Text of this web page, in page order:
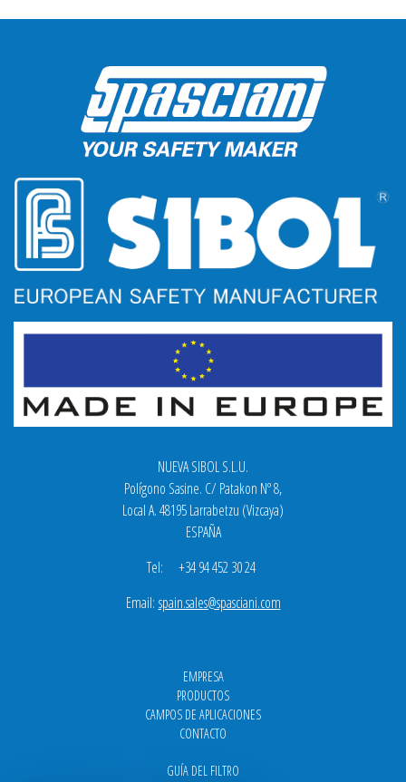
NUEVA SIBOL S.L.U.
Polígono Sasine. C/ Patakon Nº 8,
Local A. 48195 Larrabetzu (Vizcaya)
ESPAÑA
Tel: +34 94 452 30 24
Email: spain.sales@spasciani.com
EMPRESA
PRODUCTOS
CAMPOS DE APLICACIONES
CONTACTO
GUÍA DEL FILTRO